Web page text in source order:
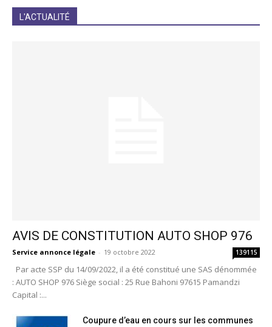
L'ACTUALITÉ
AVIS DE CONSTITUTION AUTO SHOP 976
Service annonce légale - 19 octobre 2022 139115
Par acte SSP du 14/09/2022, il a été constitué une SAS dénommée
: AUTO SHOP 976 Siège social : 25 Rue Bahoni 97615 Pamandzi
Capital :...
Coupure d’eau en cours sur les communes